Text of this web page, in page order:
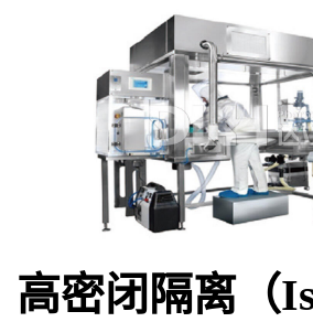
高密闭隔离（